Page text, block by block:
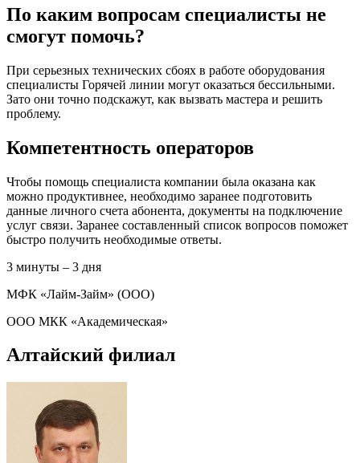
По каким вопросам специалисты не
смогут помочь?
При серьезных технических сбоях в работе оборудования
специалисты Горячей линии могут оказаться бессильными.
Зато они точно подскажут, как вызвать мастера и решить
проблему.
Компетентность операторов
Чтобы помощь специалиста компании была оказана как
можно продуктивнее, необходимо заранее подготовить
данные личного счета абонента, документы на подключение
услуг связи. Заранее составленный список вопросов поможет
быстро получить необходимые ответы.
3 минуты – 3 дня
МФК «Лайм-Займ» (ООО)
ООО МКК «Академическая»
Алтайский филиал